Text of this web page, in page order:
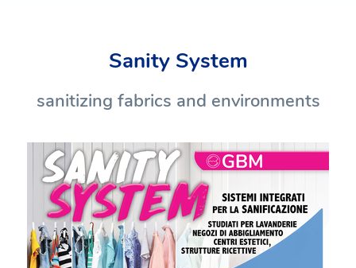
Sanity System
sanitizing fabrics and environments